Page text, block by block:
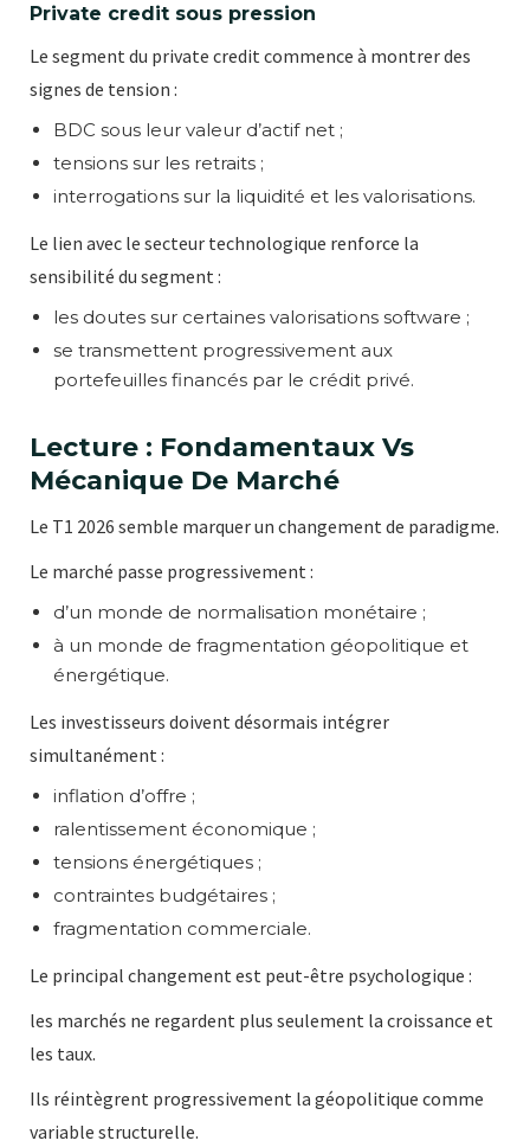
Private credit sous pression
Le segment du private credit commence à montrer des
signes de tension :
BDC sous leur valeur d’actif net ;
tensions sur les retraits ;
interrogations sur la liquidité et les valorisations.
Le lien avec le secteur technologique renforce la
sensibilité du segment :
les doutes sur certaines valorisations software ;
se transmettent progressivement aux
portefeuilles financés par le crédit privé.
Lecture : Fondamentaux Vs
Mécanique De Marché
Le T1 2026 semble marquer un changement de paradigme.
Le marché passe progressivement :
d’un monde de normalisation monétaire ;
à un monde de fragmentation géopolitique et
énergétique.
Les investisseurs doivent désormais intégrer
simultanément :
inflation d’offre ;
ralentissement économique ;
tensions énergétiques ;
contraintes budgétaires ;
fragmentation commerciale.
Le principal changement est peut-être psychologique :
les marchés ne regardent plus seulement la croissance et
les taux.
Ils réintègrent progressivement la géopolitique comme
variable structurelle.